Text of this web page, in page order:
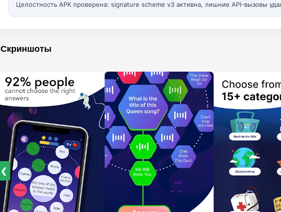
Целостность APK проверена: signature scheme v3 активна, лишние API-вызовы
Скриншоты
❮